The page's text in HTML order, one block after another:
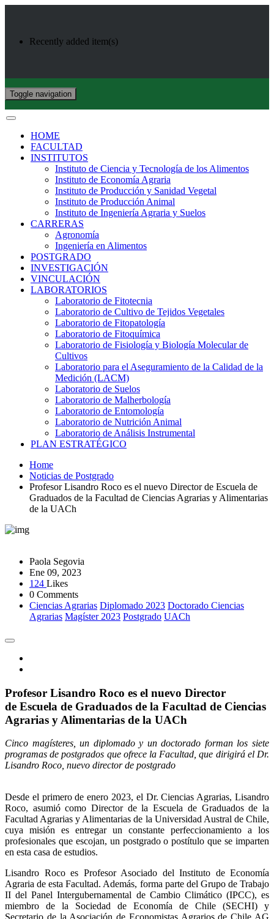
Recently added item(s)
Toggle navigation
HOME
FACULTAD
INSTITUTOS
Instituto de Ciencia y Tecnología de los Alimentos
Instituto de Economía Agraria
Instituto de Producción y Sanidad Vegetal
Instituto de Producción Animal
Instituto de Ingeniería Agraria y Suelos
CARRERAS
Agronomía
Ingeniería en Alimentos
POSTGRADO
INVESTIGACIÓN
VINCULACIÓN
LABORATORIOS
Laboratorio de Fitotecnia
Laboratorio de Cultivo de Tejidos Vegetales
Laboratorio de Fitopatología
Laboratorio de Fitoquímica
Laboratorio de Fisiología y Biología Molecular de
Cultivos
Laboratorio para el Aseguramiento de la Calidad de la
Medición (LACM)
Laboratorio de Suelos
Laboratorio de Malherbología
Laboratorio de Entomología
Laboratorio de Nutrición Animal
Laboratorio de Análisis Instrumental
PLAN ESTRATÉGICO
Home
Noticias de Postgrado
Profesor Lisandro Roco es el nuevo Director de Escuela de
Graduados de la Facultad de Ciencias Agrarias y Alimentarias
de la UACh
Paola Segovia
Ene 09, 2023
124 Likes
0 Comments
Ciencias Agrarias Diplomado 2023 Doctorado Ciencias
Agrarias Magíster 2023 Postgrado UACh
Profesor Lisandro Roco es el nuevo Director
de Escuela de Graduados de la Facultad de Ciencias
Agrarias y Alimentarias de la UACh
Cinco magísteres, un diplomado y un doctorado forman los siete
programas de postgrados que ofrece la Facultad, que dirigirá el Dr.
Lisandro Roco, nuevo director de postgrado
Desde el primero de enero 2023, el Dr. Ciencias Agrarias, Lisandro
Roco, asumió como Director de la Escuela de Graduados de la
Facultad Agrarias y Alimentarias de la Universidad Austral de Chile,
cuya misión es entregar un constante perfeccionamiento a los
profesionales que escojan, un postgrado o postítulo que se imparten
en esta casa de estudios.
Lisandro Roco es Profesor Asociado del Instituto de Economía
Agraria de esta Facultad. Además, forma parte del Grupo de Trabajo
II del Panel Intergubernamental de Cambio Climático (IPCC), es
miembro de la Sociedad de Economía de Chile (SECHI) y